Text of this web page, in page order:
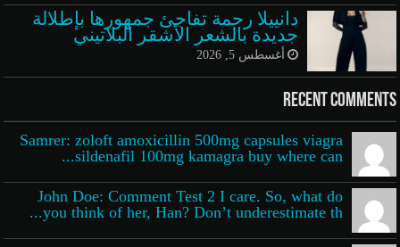
دانييلا رحمة تفاجئ جمهورها بإطلالة
جديدة بالشعر الأشقر البلاتيني
أغسطس 5, 2026
Recent Comments
Samrer: zoloft amoxicillin 500mg capsules viagra
sildenafil 100mg kamagra buy where can...
John Doe: Comment Test 2 I care. So, what do
you think of her, Han? Don’t underestimate th...